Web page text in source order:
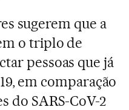
sugerem que a
o triplo de
pessoas que já
em comparação
do SARS-CoV-2